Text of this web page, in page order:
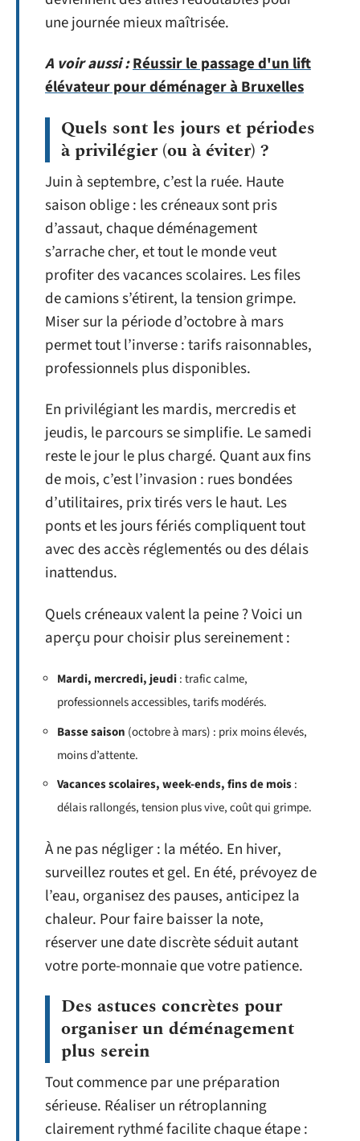
une journée mieux maîtrisée.
A voir aussi :Réussir le passage d'un lift
élévateur pour déménager à Bruxelles
Quels sont les jours et périodes
à privilégier (ou à éviter) ?
Juin à septembre, c’est la ruée. Haute
saison oblige : les créneaux sont pris
d’assaut, chaque déménagement
s’arrache cher, et tout le monde veut
profiter des vacances scolaires. Les files
de camions s’étirent, la tension grimpe.
Miser sur la période d’octobre à mars
permet tout l’inverse : tarifs raisonnables,
professionnels plus disponibles.
En privilégiant les mardis, mercredis et
jeudis, le parcours se simplifie. Le samedi
reste le jour le plus chargé. Quant aux fins
de mois, c’est l’invasion : rues bondées
d’utilitaires, prix tirés vers le haut. Les
ponts et les jours fériés compliquent tout
avec des accès réglementés ou des délais
inattendus.
Quels créneaux valent la peine ? Voici un
aperçu pour choisir plus sereinement :
Mardi, mercredi, jeudi: trafic calme,
professionnels accessibles, tarifs modérés.
Basse saison (octobre à mars) : prix moins élevés,
moins d’attente.
Vacances scolaires, week-ends, fins de mois:
délais rallongés, tension plus vive, coût qui grimpe.
À ne pas négliger : la météo. En hiver,
surveillez routes et gel. En été, prévoyez de
l’eau, organisez des pauses, anticipez la
chaleur. Pour faire baisser la note,
réserver une date discrète séduit autant
votre porte-monnaie que votre patience.
Des astuces concrètes pour
organiser un déménagement
plus serein
Tout commence par une préparation
sérieuse. Réaliser un rétroplanning
clairement rythmé facilite chaque étape :